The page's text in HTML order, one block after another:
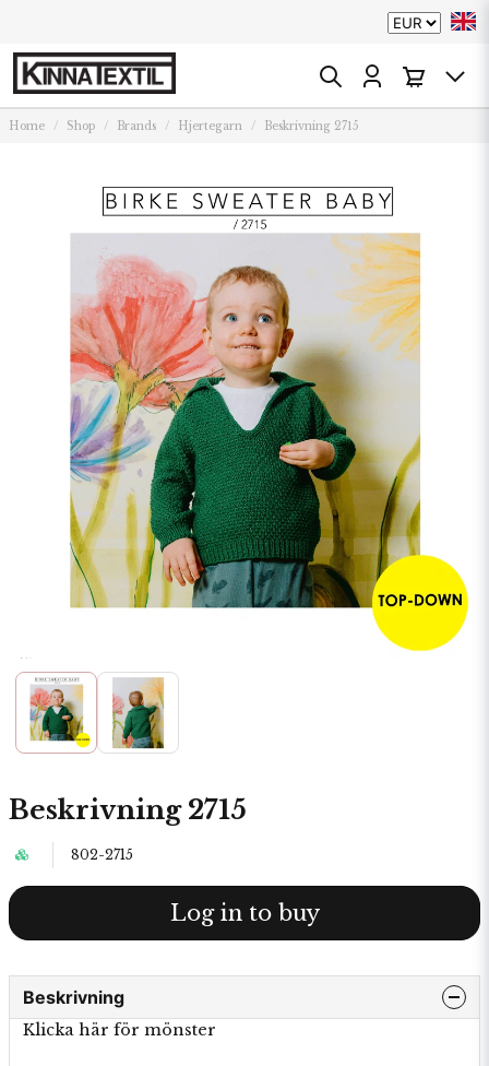
Home Shop Brands Hjertegarn Beskrivning 2715
Beskrivning 2715
802-2715
Log in to buy
Beskrivning
Klicka här för mönster